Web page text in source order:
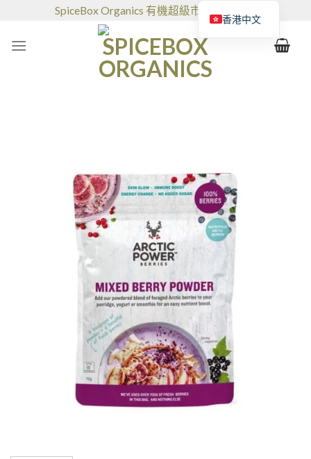
SpiceBox Organics 有機超級市場和咖啡館
香港中文